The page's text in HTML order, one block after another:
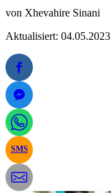
von Xhevahire Sinani
Aktualisiert: 04.05.2023
SMS